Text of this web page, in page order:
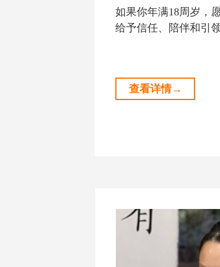
如果你年满18周岁，
给予信任、陪伴和引领
查看详情→